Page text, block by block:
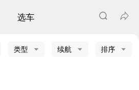
选车
类型 续航 排序